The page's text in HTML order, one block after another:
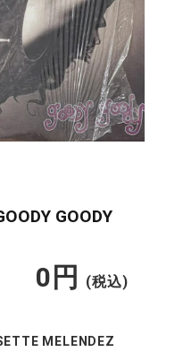
GOODY
0円 (税込)
MELENDEZ